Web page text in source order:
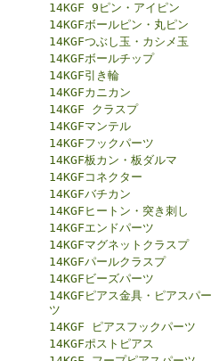
14KGF 9ピン・アイピン
14KGFボールピン・丸ピン
14KGFつぶし玉・カシメ玉
14KGFボールチップ
14KGF引き輪
14KGFカニカン
14KGF クラスプ
14KGFマンテル
14KGFフックパーツ
14KGF板カン・板ダルマ
14KGFコネクター
14KGFバチカン
14KGFヒートン・突き刺し
14KGFエンドパーツ
14KGFマグネットクラスプ
14KGFパールクラスプ
14KGFビーズパーツ
14KGFピアス金具・ピアスパー
ツ
14KGF ピアスフックパーツ
14KGFポストピアス